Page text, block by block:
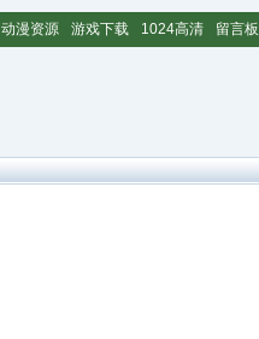
动漫资源 游戏下载 1024高清 留言板